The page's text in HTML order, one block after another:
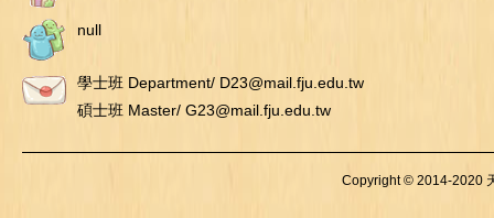
null
學士班 Department/ D23@mail.fju.edu.tw
碩士班 Master/ G23@mail.fju.edu.tw
Copyright © 2014-2020